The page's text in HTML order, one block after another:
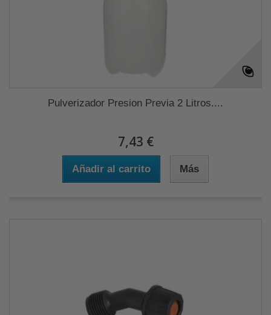
Pulverizador Presion Previa 2 Litros....
7,43 €
Añadir al carrito Más